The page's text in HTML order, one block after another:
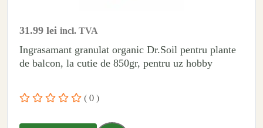
31.99 lei incl. TVA
Ingrasamant granulat organic Dr.Soil pentru plante
de balcon, la cutie de 850gr, pentru uz hobby
( 0 )